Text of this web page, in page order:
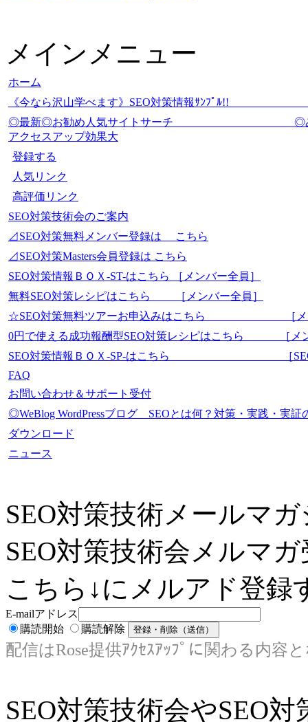
メインメニュー
ホーム
《今なら沢山学べます》SEO対策情報ｻﾝﾌ
◎最新◎お勧め人気サイトサ
アクセスアップ効果大
登録する
人気リンク
高評価リンク
SEO対策技術会のご案内
⊿SEO対策無料メンバー登録は こちら
⊿SEO対策Masters会員登録は こちら
SEO対策情報ＢＯＸ-ST-はこちら ［メンバー全員］
無料SEO対策レシピはこちら ［メンバー全員］
☆SEO対策無料ツアーお申込みはこちら ［メン
0円で使える成功報酬型SEO対策レシピはこちら ［メ
SEO対策情報ＢＯＸ-SP-はこちら ［SEO-
FAQ
お問い合わせ＆サポート受付
◎WeBlog WordPressブログ SEOとは何？対策・実践・実
ダウンロード
ニュース
SEO対策技術メールマ
SEO対策技術会メルマ
こちら↓にメルアド登録
E-mailアドレス
購読開始
購読解除
配信はRose提供ｱｸｾｽｱｯﾌﾟに関わる内容
SEO対策技術会やSEO